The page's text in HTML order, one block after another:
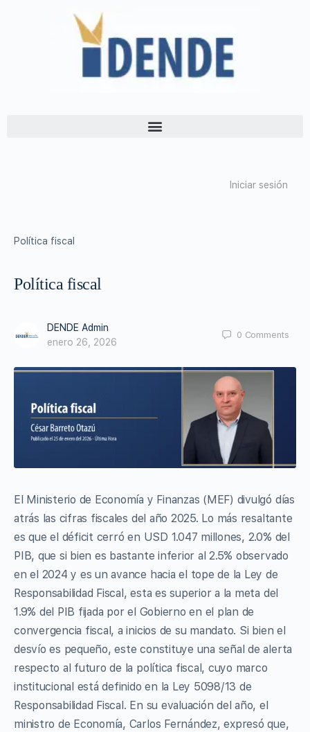
Iniciar sesión
Política fiscal
Política fiscal
DENDE Admin
enero 26, 2026
0 Comments
El Ministerio de Economía y Finanzas (MEF) divulgó días
atrás las cifras fiscales del año 2025. Lo más resaltante
es que el déficit cerró en USD 1.047 millones, 2.0% del
PIB, que si bien es bastante inferior al 2.5% observado
en el 2024 y es un avance hacia el tope de la Ley de
Responsabilidad Fiscal, esta es superior a la meta del
1.9% del PIB fijada por el Gobierno en el plan de
convergencia fiscal, a inicios de su mandato. Si bien el
desvío es pequeño, este constituye una señal de alerta
respecto al futuro de la política fiscal, cuyo marco
institucional está definido en la Ley 5098/13 de
Responsabilidad Fiscal. En su evaluación del año, el
ministro de Economía, Carlos Fernández, expresó que,